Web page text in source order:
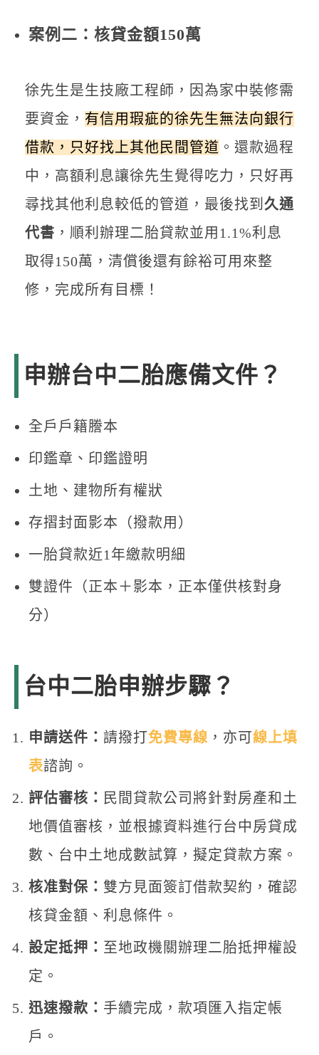
案例二：核貸金額150萬
徐先生是生技廠工程師，因為家中裝修需
要資金， 有信用瑕疵的徐先生無法向銀行
借款，只好找上其他民間管道 。還款過程
中，高額利息讓徐先生覺得吃力，只好再
尋找其他利息較低的管道，最後找到 久通
代書 ，順利辦理二胎貸款並用1.1%利息
取得150萬，清償後還有餘裕可用來整
修，完成所有目標！
申辦台中二胎應備文件？
全戶戶籍謄本
印鑑章、印鑑證明
土地、建物所有權狀
存摺封面影本（撥款用）
一胎貸款近1年繳款明細
雙證件（正本＋影本，正本僅供核對身
分）
台中二胎申辦步驟？
申請送件： 請撥打免費專線 ，亦可線上填
表諮詢。
評估審核： 民間貸款公司將針對房產和土
地價值審核，並根據資料進行台中房貸成
數、台中土地成數試算，擬定貸款方案。
核准對保： 雙方見面簽訂借款契約，確認
核貸金額、利息條件。
設定抵押： 至地政機關辦理二胎抵押權設
定。
迅速撥款： 手續完成，款項匯入指定帳
戶。